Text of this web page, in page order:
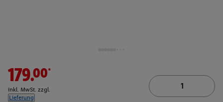
179.00*
inkl. MwSt. zzgl.
Lieferung